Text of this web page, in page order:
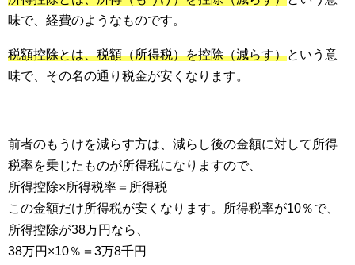
味で、経費のようなものです。
税額控除とは、税額（所得税）を控除（減らす）という意
味で、その名の通り税金が安くなります。
前者のもうけを減らす方は、減らし後の金額に対して所得
税率を乗じたものが所得税になりますので、
所得控除×所得税率＝所得税
この金額だけ所得税が安くなります。所得税率が10％で、
所得控除が38万円なら、
38万円×10％＝3万8千円